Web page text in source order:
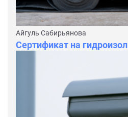
Айгуль Сабирьянова
Сертификат на гидроизол